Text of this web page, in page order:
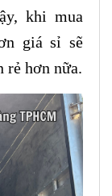
khi mua
giá sỉ sẽ
rẻ hơn nữa.